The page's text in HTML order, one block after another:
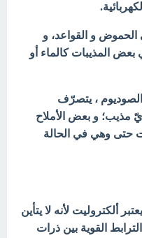
الحموض و القواعد، و
بعض المذيبات كالماء أو
الصوديوم ، يتصرّف
مذيب؛ و بعض الأملاح
حتى وهي في الحالة
ألكتروليت لأنه لا يتأين
القوية بين ذرات